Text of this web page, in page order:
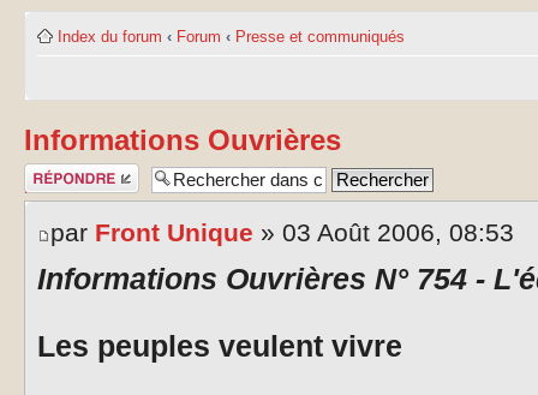
Index du forum ‹ Forum ‹ Presse et communiqués
Informations Ouvrières
Publier une
réponse
par Front Unique » 03 Août 2006, 08:53
Informations Ouvrières N° 754 -
Les peuples veulent vivre